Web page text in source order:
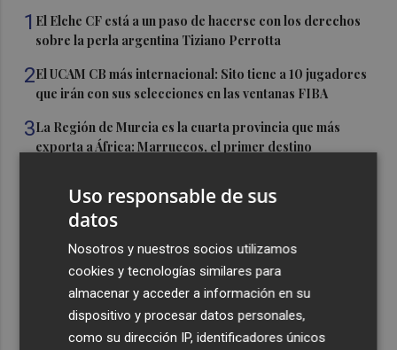
1 El Elche CF está a un paso de hacerse con los derechos
sobre la perla argentina Tiziano Perrotta
2El UCAM CB más internacional: Sito tiene a 10 jugadores
que irán con sus selecciones en las ventanas FIBA
3La Región de Murcia es la cuarta provincia que más
exporta a África: Marruecos, el primer destino
con cinco días de actividades
mínimo para poder comprar una vivienda en Castellón
Uso responsable de sus
datos
Nosotros y nuestros socios utilizamos
cookies y tecnologías similares para
almacenar y acceder a información en su
dispositivo y procesar datos personales,
como su dirección IP, identificadores únicos